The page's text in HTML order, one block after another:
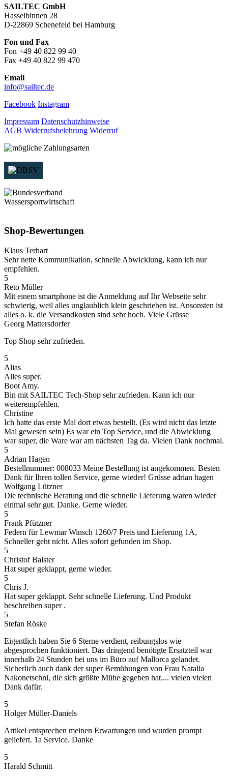
SAILTEC GmbH
Hasselbinnen 28
D-22869 Schenefeld bei Hamburg
Fon und Fax
Fon +49 40 822 99 40
Fax +49 40 822 99 470
Email
info@sailtec.de
Facebook Instagram
Impressum Datenschutzhinweise
AGB Widerrufsbelehrung Widerruf
Shop-Bewertungen
Klaus Terhart
Sehr nette Kommunikation, schnelle Abwicklung, kann ich nur
empfehlen.
5
Reto Müller
Mit einem smartphone ist die Anmeldung auf Ihr Webseite sehr
schwierig, weil alles unglaublich klein geschrieben ist. Ansonsten ist
alles o. k. die Versandkosten sind sehr hoch. Viele Grüsse
Georg Mattersdorfer
Top Shop sehr zufrieden.
5
Alias
Alles super.
Boot Amy.
Bin mit SAILTEC Tech-Shop sehr zufrieden. Kann ich nur
weiterempfehlen.
Christine
Ich hatte das erste Mal dort etwas bestellt. (Es wird nicht das letzte
Mal gewesen sein) Es war ein Top Service, und die Abwicklung
war super, die Ware war am nächsten Tag da. Vielen Dank nochmal.
5
Adrian Hagen
Bestellnummer: 008033 Meine Bestellung ist angekommen. Besten
Dank für Ihren tollen Service, gerne wieder! Grüsse adrian hagen
Wolfgang Lützner
Die technische Beratung und die schnelle Lieferung waren wieder
einmal sehr gut. Danke. Gerne wieder.
5
Frank Pfützner
Federn für Lewmar Winsch 1260/7 Preis und Lieferung 1A,
Schneller geht nicht. Alles sofort gefunden im Shop.
5
Christof Balster
Hat super geklappt, gerne wieder.
5
Chris J.
Hat super geklappt. Sehr schnelle Lieferung. Und Produkt
beschreiben super .
5
Stefan Röske
Eigentlich haben Sie 6 Sterne verdient, reibungslos wie
abgesprochen funktioniert. Das dringend benötigte Ersatzteil war
innerhalb 24 Stunden bei uns im Büro auf Mallorca gelandet.
Sicherlich auch dank der super Bemühungen von Frau Natalia
Nakonetschni, die sich größte Mühe gegeben hat.... vielen vielen
Dank dafür.
5
Holger Müller-Daniels
Artikel entsprechen meinen Erwartungen und wurden prompt
geliefert. 1a Service. Danke
5
Harald Schmitt